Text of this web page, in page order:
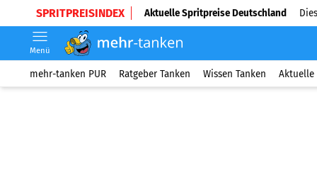
SPRITPREISINDEX Aktuelle Spritpreise Deutschland
Menü
mehr-tanken PUR Ratgeber Tanken Wissen Tanken Aktuelle